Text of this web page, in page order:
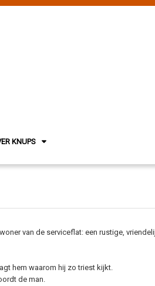
KNUPS
van de serviceflat: een rustige,
hem waarom hij zo triest kijkt.
de man.